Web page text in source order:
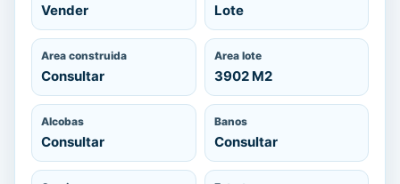
Vender Lote
Area construida
Consultar
Area lote
3902 M2
Alcobas
Consultar
Banos
Consultar